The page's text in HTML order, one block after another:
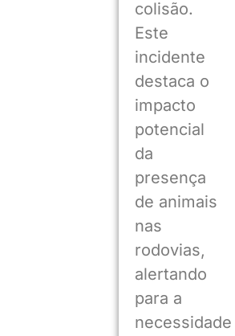
colisão.
Este
incidente
destaca o
impacto
potencial
da
presença
de animais
nas
rodovias,
alertando
para a
necessidade